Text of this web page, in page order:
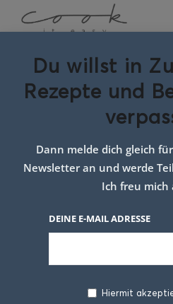
Du willst in
Rezepte und
Dann melde dich gleich
Newsletter an und werde
Ich freu mich
DEINE E-MAIL ADRESSE
Hiermit